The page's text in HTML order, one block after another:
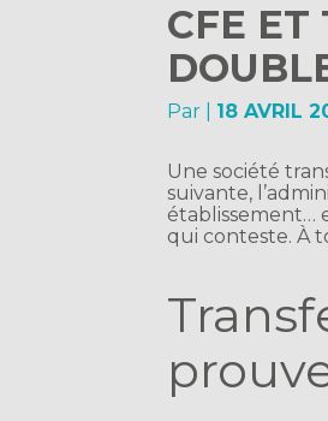
CFE ET
Par 18 AVRIL
Une société
suivante,
établissement…
qui conteste. À